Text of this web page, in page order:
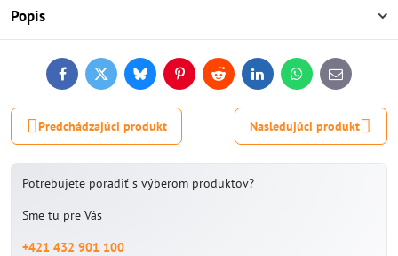
Popis
FacebookTwitterBlueskyPinterestReddit LinkedInWhatsApp
E-
mail
Predchádzajúci produkt Nasledujúci produkt
Potrebujete poradiť s výberom produktov?
Sme tu pre Vás
+421 432 901 100